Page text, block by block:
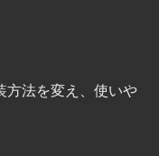
方法を変え、使いや